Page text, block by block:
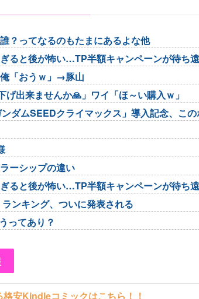
？ってなるのもたまにあるよな他
ぎると後が怖い…TP半額キャンペーンが待ち
「おうｗ」→豚山
げ出来ませんか🙏」ワイ「ほ～い購入ｗ」
ンダムSEEDクライマックス」導入記念、こ
ーシップの違い
ぎると後が怖い…TP半額キャンペーンが待ち
ランキング、ついに発表される
ってあり？
安Kindleコミックはこちら！！